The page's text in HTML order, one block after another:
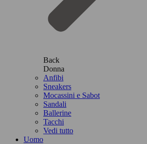
Back
Donna
Anfibi
Sneakers
Mocassini e Sabot
Sandali
Ballerine
Tacchi
Vedi tutto
Uomo